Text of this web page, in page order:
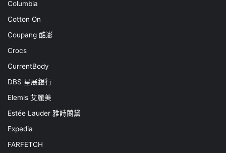
Columbia
Cotton On
Coupang 酷澎
Crocs
CurrentBody
DBS 星展銀行
Elemis 艾麗美
Estée Lauder 雅詩蘭黛
Expedia
FARFETCH